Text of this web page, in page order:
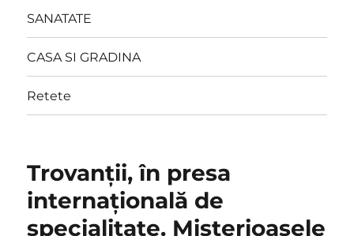
SANATATE
CASA SI GRADINA
Retete
Trovanţii, în presa
internaţională de
specialitate. Misterioasele